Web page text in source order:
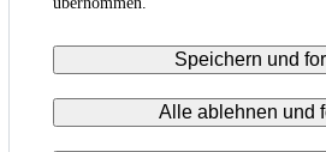
Speichern und
Alle ablehnen und